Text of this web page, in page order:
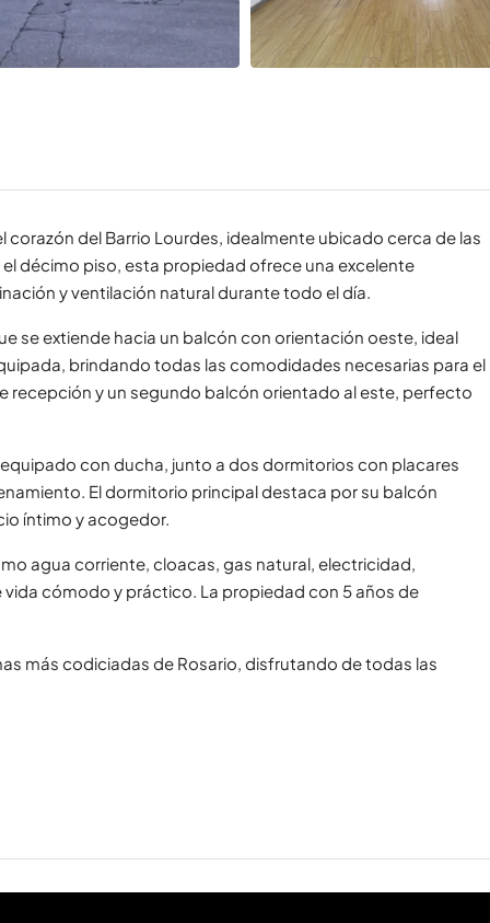
del Barrio Lourdes, idealmente ubicado cerca de las
décimo piso, esta propiedad ofrece una excelente
y ventilación natural durante todo el día.
se extiende hacia un balcón con orientación oeste, ideal
brindando todas las comodidades necesarias para el
recepción y un segundo balcón orientado al este, perfecto
con ducha, junto a dos dormitorios con placares
El dormitorio principal destaca por su balcón
íntimo y acogedor.
agua corriente, cloacas, gas natural, electricidad,
cómodo y práctico. La propiedad con 5 años de
más codiciadas de Rosario, disfrutando de todas las